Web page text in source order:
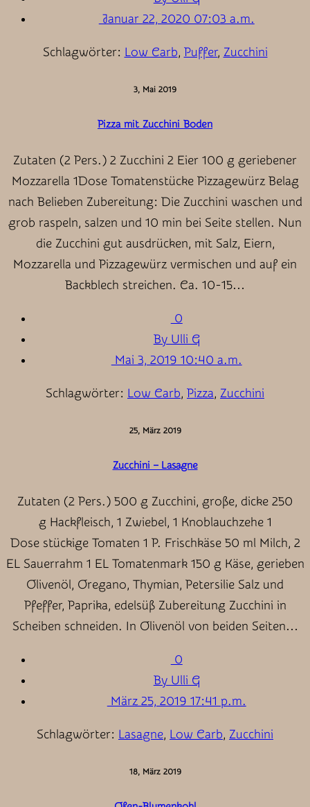
Januar 22, 2020 07:03 a.m.
Schlagwörter: Low Carb, Puffer, Zucchini
3, Mai 2019
Pizza mit Zucchini Boden
Zutaten (2 Pers.) 2 Zucchini 2 Eier 100 g geriebener
Mozzarella 1Dose Tomatenstücke Pizzagewürz Belag
nach Belieben Zubereitung: Die Zucchini waschen und
grob raspeln, salzen und 10 min bei Seite stellen. Nun
die Zucchini gut ausdrücken, mit Salz, Eiern,
Mozzarella und Pizzagewürz vermischen und auf ein
Backblech streichen. Ca. 10-15…
0
By Ulli G
Mai 3, 2019 10:40 a.m.
Schlagwörter: Low Carb, Pizza, Zucchini
25, März 2019
Zucchini – Lasagne
Zutaten (2 Pers.) 500 g Zucchini, große, dicke 250
g Hackfleisch, 1 Zwiebel, 1 Knoblauchzehe 1
Dose stückige Tomaten 1 P. Frischkäse 50 ml Milch, 2
EL Sauerrahm 1 EL Tomatenmark 150 g Käse, gerieben
Olivenöl, Oregano, Thymian, Petersilie Salz und
Pfeffer, Paprika, edelsüß Zubereitung Zucchini in
Scheiben schneiden. In Olivenöl von beiden Seiten…
0
By Ulli G
März 25, 2019 17:41 p.m.
Schlagwörter: Lasagne, Low Carb, Zucchini
18, März 2019